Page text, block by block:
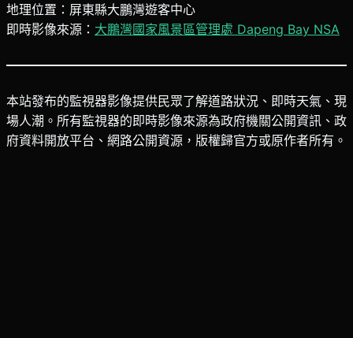
地理位置：屏東縣大鵬灣遊客中心
即時影像來源： 大鵬灣國家風景區管理處 Dapeng Bay NSA
本站發布的監視器影像提供民眾了解道路狀況、即時天氣、現
場人潮。所有監視器的即時影像來源為政府機關公開資訊、政
府資料開放平台、網路公開資源，版權歸官方或原作者所有。